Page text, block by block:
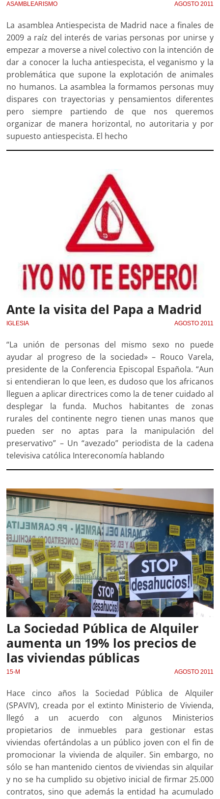
ASAMBLEARISMO AGOSTO 2011
La asamblea Antiespecista de Madrid nace a finales de
2009 a raíz del interés de varias personas por unirse y
empezar a moverse a nivel colectivo con la intención de
dar a conocer la lucha antiespecista, el veganismo y la
problemática que supone la explotación de animales
no humanos. La asamblea la formamos personas muy
dispares con trayectorias y pensamientos diferentes
pero siempre partiendo de que nos queremos
organizar de manera horizontal, no autoritaria y por
supuesto antiespecista. El hecho
Ante la visita del Papa a Madrid
IGLESIA AGOSTO 2011
“La unión de personas del mismo sexo no puede
ayudar al progreso de la sociedad» – Rouco Varela,
presidente de la Conferencia Episcopal Española. “Aun
si entendieran lo que leen, es dudoso que los africanos
lleguen a aplicar directrices como la de tener cuidado al
desplegar la funda. Muchos habitantes de zonas
rurales del continente negro tienen unas manos que
pueden ser no aptas para la manipulación del
preservativo” – Un “avezado” periodista de la cadena
televisiva católica Intereconomía hablando
La Sociedad Pública de Alquiler
aumenta un 19% los precios de
las viviendas públicas
15-M AGOSTO 2011
Hace cinco años la Sociedad Pública de Alquiler
(SPAVIV), creada por el extinto Ministerio de Vivienda,
llegó a un acuerdo con algunos Ministerios
propietarios de inmuebles para gestionar estas
viviendas ofertándolas a un público joven con el fin de
promocionar la vivienda de alquiler. Sin embargo, no
sólo se han mantenido cientos de viviendas sin alquilar
y no se ha cumplido su objetivo inicial de firmar 25.000
contratos, sino que además la entidad ha acumulado